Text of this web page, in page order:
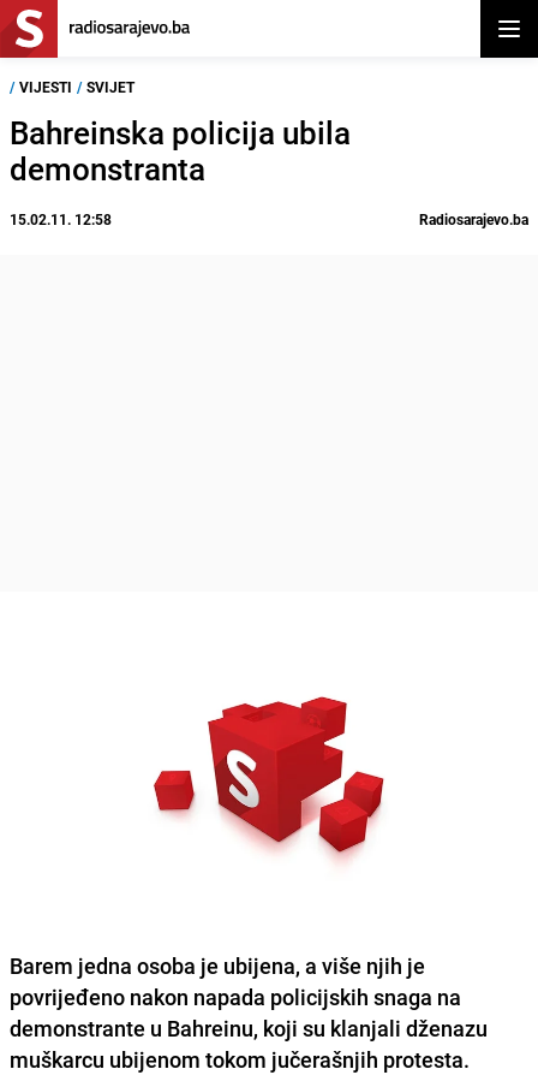
/ VIJESTI / SVIJET
Bahreinska policija ubila
demonstranta
15.02.11. 12:58 Radiosarajevo.ba
Barem jedna osoba je ubijena, a više njih je
povrijeđeno nakon napada policijskih snaga na
demonstrante u Bahreinu, koji su klanjali dženazu
muškarcu ubijenom tokom jučerašnjih protesta.